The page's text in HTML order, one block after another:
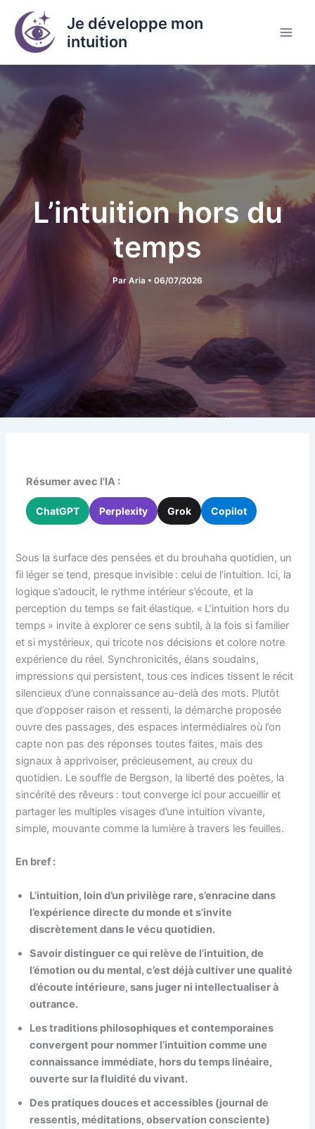
contenu
Je développe mon
intuition
L’intuition hors du
temps
Par Aria • 06/07/2026
Résumer avec l'IA :
ChatGPT Perplexity Grok Copilot
Sous la surface des pensées et du brouhaha quotidien, un
fil léger se tend, presque invisible : celui de l’intuition. Ici, la
logique s’adoucit, le rythme intérieur s’écoute, et la
perception du temps se fait élastique. « L’intuition hors du
temps » invite à explorer ce sens subtil, à la fois si familier
et si mystérieux, qui tricote nos décisions et colore notre
expérience du réel. Synchronicités, élans soudains,
impressions qui persistent, tous ces indices tissent le récit
silencieux d’une connaissance au-delà des mots. Plutôt
que d’opposer raison et ressenti, la démarche proposée
ouvre des passages, des espaces intermédiaires où l’on
capte non pas des réponses toutes faites, mais des
signaux à apprivoiser, précieusement, au creux du
quotidien. Le souffle de Bergson, la liberté des poètes, la
sincérité des rêveurs : tout converge ici pour accueillir et
partager les multiples visages d’une intuition vivante,
simple, mouvante comme la lumière à travers les feuilles.
En bref :
L’intuition, loin d’un privilège rare, s’enracine dans
l’expérience directe du monde et s’invite
discrètement dans le vécu quotidien.
Savoir distinguer ce qui relève de l’intuition, de
l’émotion ou du mental, c’est déjà cultiver une qualité
d’écoute intérieure, sans juger ni intellectualiser à
outrance.
Les traditions philosophiques et contemporaines
convergent pour nommer l’intuition comme une
connaissance immédiate, hors du temps linéaire,
ouverte sur la fluidité du vivant.
Des pratiques douces et accessibles (journal de
ressentis, méditations, observation consciente)